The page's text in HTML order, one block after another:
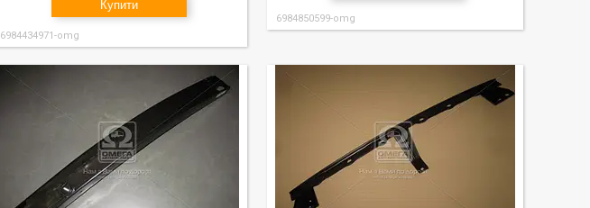
Купити
6984434971-omg
6984850599-omg